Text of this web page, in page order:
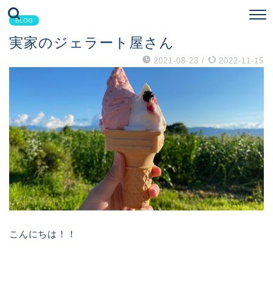
BLOG
実家のジェラート屋さん
2021-08-23 / 2022-11-15
こんにちは！！